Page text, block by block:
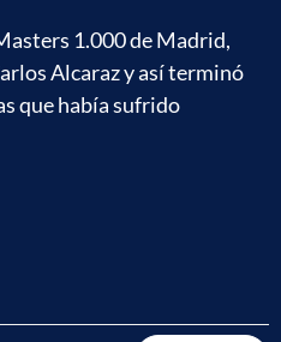
1.000 de Madrid,
Alcaraz y así terminó
que había sufrido